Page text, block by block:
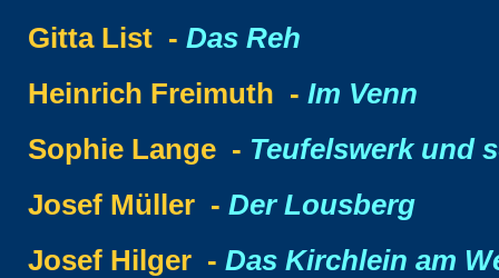
Gitta List - Das Reh
Heinrich Freimuth - Im Venn
Sophie Lange - Teufelswerk und
Josef Müller - Der Lousberg
Josef Hilger - Das Kirchlein am